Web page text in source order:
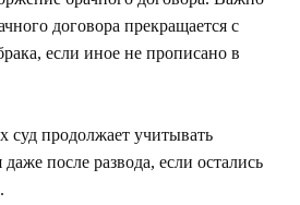
договора прекращается с
если иное не прописано в
суд продолжает учитывать
после развода, если остались